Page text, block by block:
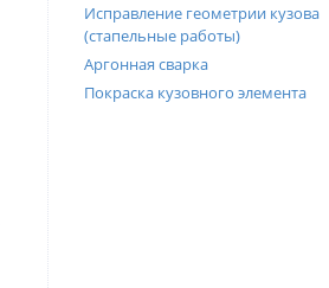
Исправление геометрии кузова
(стапельные работы)
Аргонная сварка
Покраска кузовного элемента